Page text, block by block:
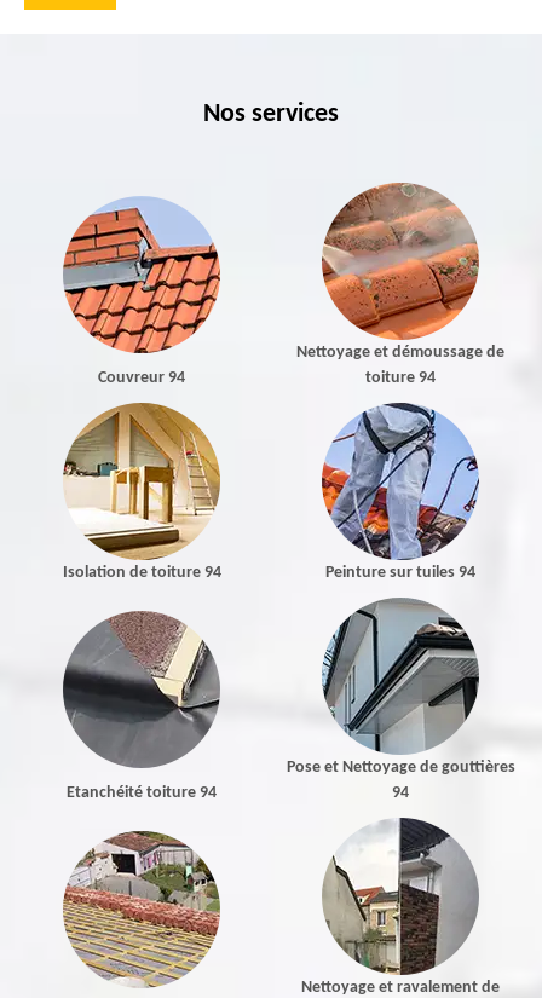
Nos services
Couvreur 94
Nettoyage et démoussage de
toiture 94
Isolation de toiture 94 Peinture sur tuiles 94
Etanchéité toiture 94
Pose et Nettoyage de gouttières
94
Nettoyage et ravalement de